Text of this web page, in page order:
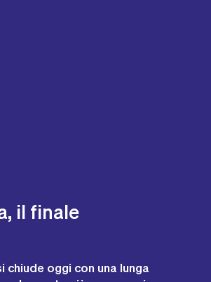
il finale
chiude oggi con una lunga